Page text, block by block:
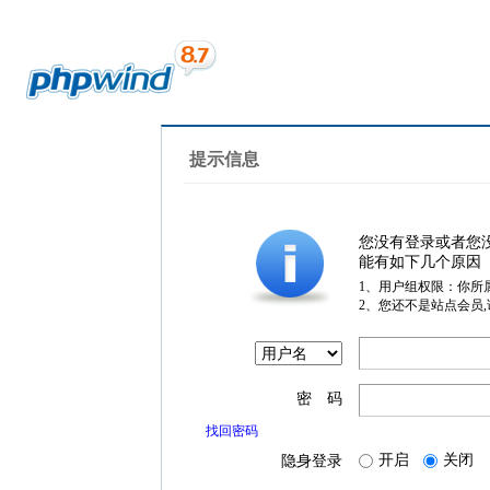
提示信息
您没有登录或者您
能有如下几个原因
1、用户组权限：你所
2、您还不是站点会员
密 码
找回密码
隐身登录 开启 关闭